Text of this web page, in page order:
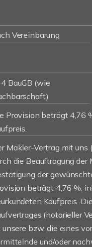
Vereinbarung
BauGB (wie
Provision beträgt 4,76
Makler-Vertrag mit
die Beauftragung
der
beträgt 4,76 %,
Kaufpreis.
(notarieller
unsere bzw. die eines
und/oder